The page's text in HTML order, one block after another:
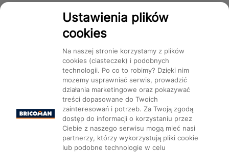
Dostępność
Kategorie Produkty Marki CMS
Ustawienia plików cookie
Ustawienia plików
cookies
Na naszej stronie korzystamy z plików
cookies (ciasteczek) i podobnych
technologii. Po co to robimy? Dzięki nim
możemy usprawniać serwis, prowadzić
działania marketingowe oraz pokazywać
treści dopasowane do Twoich
zainteresowań i potrzeb. Za Twoją zgodą
dostęp do informacji o korzystaniu przez
Ciebie z naszego serwisu mogą mieć nasi
partnerzy, którzy wykorzystują pliki cookie
lub podobne technologie w celu